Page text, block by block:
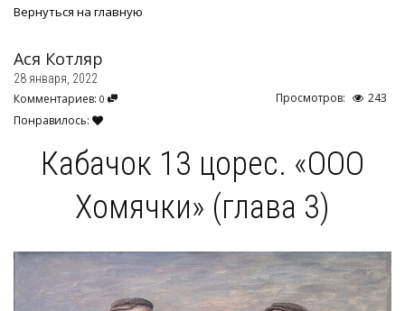
Вернуться на главную
Ася Котляр
28 января, 2022
Комментариев: 0 Просмотров:
243
Понравилось:
Кабачок 13 цорес. «ООО
Хомячки» (глава 3)